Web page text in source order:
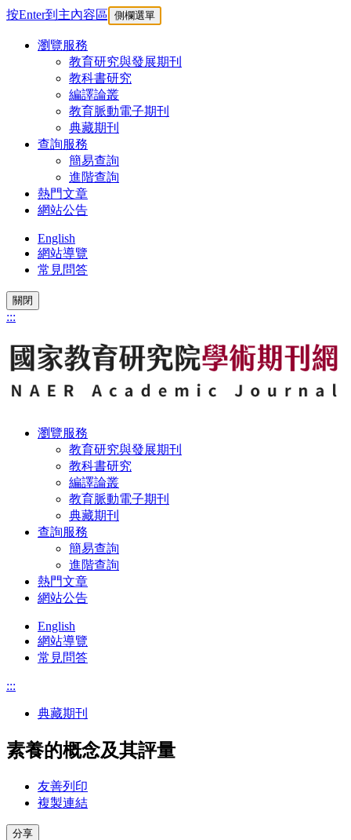
按Enter到主內容區 側欄選單
瀏覽服務
教育研究與發展期刊
教科書研究
編譯論叢
教育脈動電子期刊
典藏期刊
查詢服務
簡易查詢
進階查詢
熱門文章
網站公告
English
網站導覽
常見問答
關閉
:::
瀏覽服務
教育研究與發展期刊
教科書研究
編譯論叢
教育脈動電子期刊
典藏期刊
查詢服務
簡易查詢
進階查詢
熱門文章
網站公告
English
網站導覽
常見問答
:::
典藏期刊
素養的概念及其評量
友善列印
複製連結
分享